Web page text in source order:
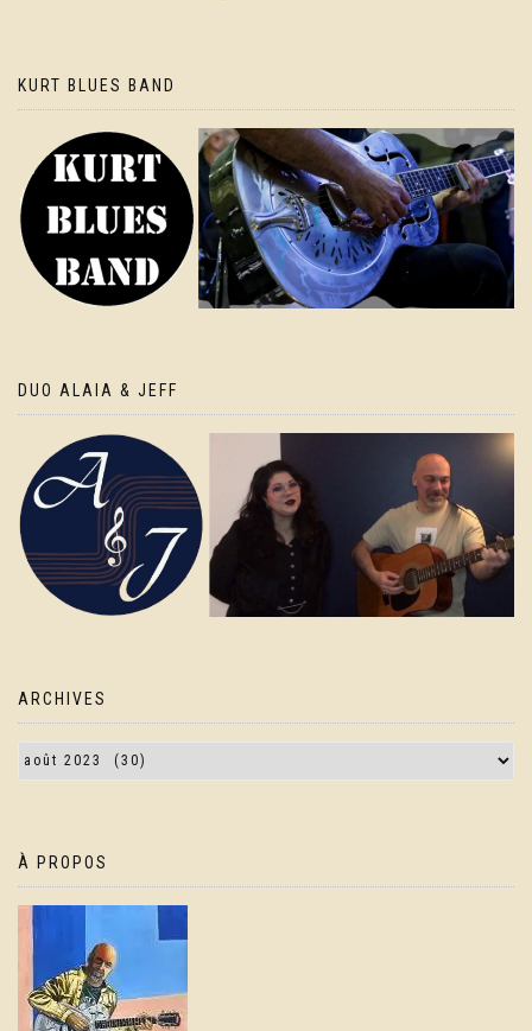
KURT BLUES BAND
DUO ALAIA & JEFF
ARCHIVES
À PROPOS